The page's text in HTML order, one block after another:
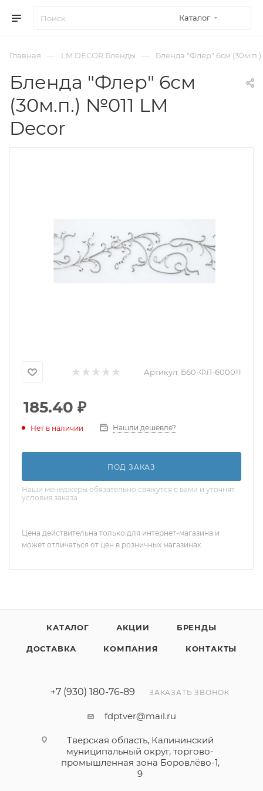
Каталог
Главная — LM DECOR Бленды — Бленда "Флер" 6см
Бленда "Флер" 6см
(30м.п.) №011 LM
Decor
Артикул: Б60-ФЛ-600011
185.40 ₽
Нет в наличии Нашли дешевле?
ПОД ЗАКАЗ
Наши менеджеры обязательно свяжутся с вами и уточнят
условия заказа
Цена действительна только для интернет-магазина и
может отличаться от цен в розничных магазинах
КАТАЛОГ АКЦИИ БРЕНДЫ
ДОСТАВКА КОМПАНИЯ КОНТАКТЫ
+7 (930) 180-76-89 ЗАКАЗАТЬ ЗВОНОК
fdptver@mail.ru
Тверская область, Калининский
муниципальный округ, торгово-
промышленная зона Боровлёво-1,
9